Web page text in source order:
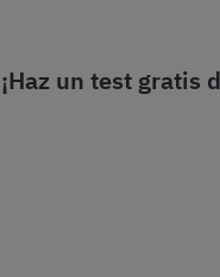
¡Haz un test gratis